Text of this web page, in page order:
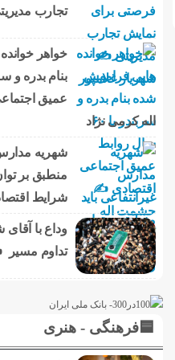
تجارب
خواهر
عمیق
اله کرمی نژاد
شهریه مدارس
منطبق بر
شرایط
وداع با آقای
تداوم مسیر
🟦فرهنگی - هنری